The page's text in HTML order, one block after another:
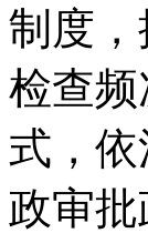
制度
检查
式，
政审